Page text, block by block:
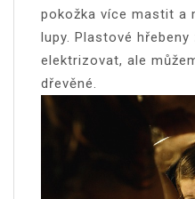
pokožka více mastit a
lupy. Plastové
elektrizovat, ale
dřevěné.